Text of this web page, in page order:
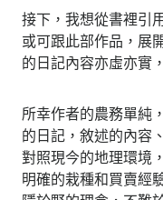
接下，我想從書裡引
或可跟此部作品，展
的日記內容亦虛亦實
所幸作者的農務單純
的日記，敘述的內容
對照現今的地理環境
明確的栽種和買賣經